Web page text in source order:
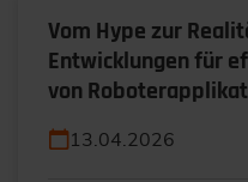
Vom Hype zur
Entwicklungen für
von
13.04.2026